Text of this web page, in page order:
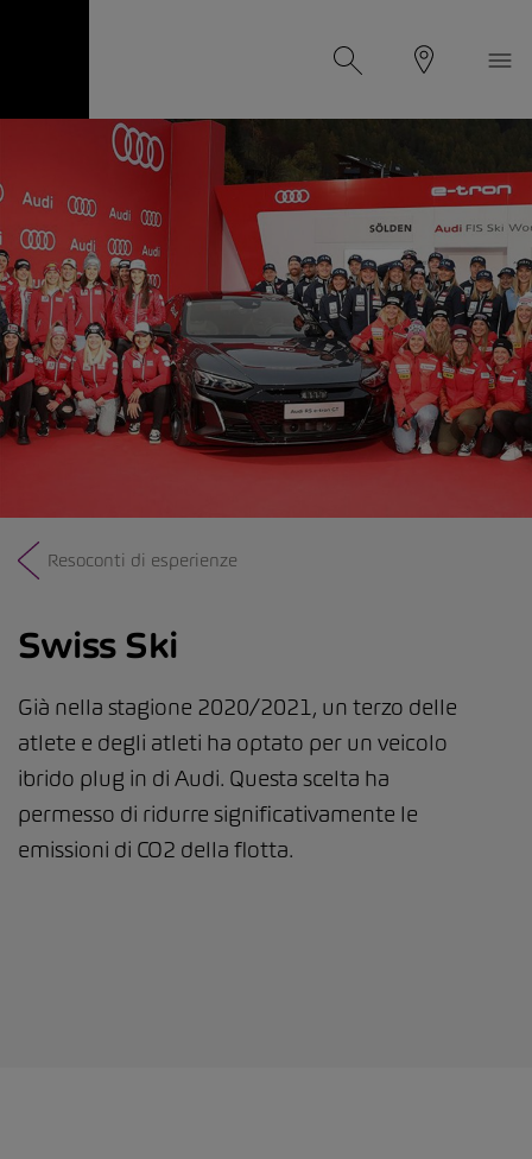
Resoconti di esperienze
Swiss Ski
Già nella stagione 2020/2021, un terzo delle
atlete e degli atleti ha optato per un veicolo
ibrido plug in di Audi. Questa scelta ha
permesso di ridurre significativamente le
emissioni di CO2 della flotta.